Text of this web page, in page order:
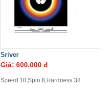
Sriver
Giá: 600.000 đ
Speed 10,Spin 8,Hardness 38